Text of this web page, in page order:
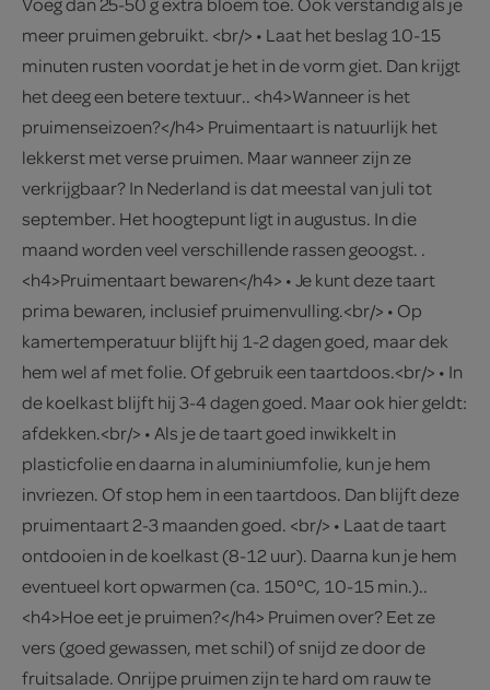
meer pruimen gebruikt. <br/> • Laat het beslag 10-15
minuten rusten voordat je het in de vorm giet. Dan krijgt
het deeg een betere textuur.. <h4>Wanneer is het
pruimenseizoen?</h4> Pruimentaart is natuurlijk het
lekkerst met verse pruimen. Maar wanneer zijn ze
verkrijgbaar? In Nederland is dat meestal van juli tot
september. Het hoogtepunt ligt in augustus. In die
maand worden veel verschillende rassen geoogst. .
<h4>Pruimentaart bewaren</h4> • Je kunt deze taart
prima bewaren, inclusief pruimenvulling.<br/> • Op
kamertemperatuur blijft hij 1-2 dagen goed, maar dek
hem wel af met folie. Of gebruik een taartdoos.<br/> • In
de koelkast blijft hij 3-4 dagen goed. Maar ook hier geldt:
afdekken.<br/> • Als je de taart goed inwikkelt in
plasticfolie en daarna in aluminiumfolie, kun je hem
invriezen. Of stop hem in een taartdoos. Dan blijft deze
pruimentaart 2-3 maanden goed. <br/> • Laat de taart
ontdooien in de koelkast (8-12 uur). Daarna kun je hem
eventueel kort opwarmen (ca. 150°C, 10-15 min.)..
<h4>Hoe eet je pruimen?</h4> Pruimen over? Eet ze
vers (goed gewassen, met schil) of snijd ze door de
fruitsalade. Onrijpe pruimen zijn te hard om rauw te